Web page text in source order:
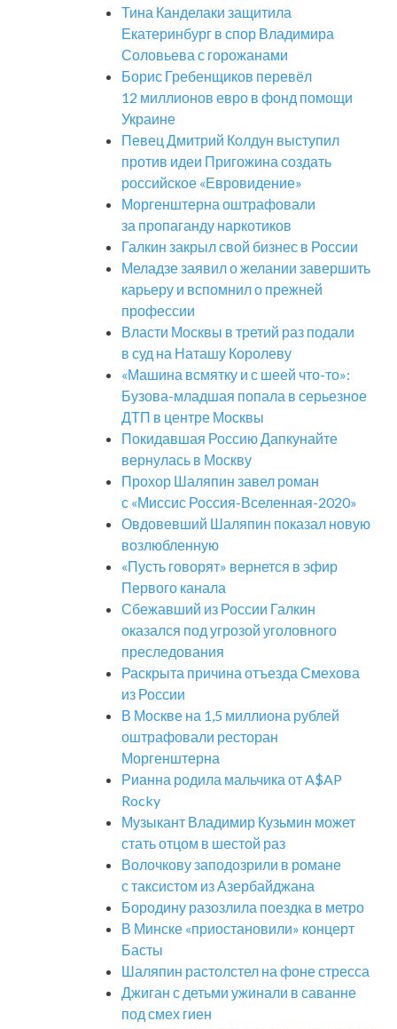
Тина Канделаки защитила
Екатеринбург в спор Владимира
Соловьева с горожанами
Борис Гребенщиков перевёл
12 миллионов евро в фонд помощи
Украине
Певец Дмитрий Колдун выступил
против идеи Пригожина создать
российское «Евровидение»
Моргенштерна оштрафовали
за пропаганду наркотиков
Галкин закрыл свой бизнес в России
Меладзе заявил о желании завершить
карьеру и вспомнил о прежней
профессии
Власти Москвы в третий раз подали
в суд на Наташу Королеву
«Машина всмятку и с шеей что-то»:
Бузова-младшая попала в серьезное
ДТП в центре Москвы
Покидавшая Россию Дапкунайте
вернулась в Москву
Прохор Шаляпин завел роман
с «Миссис Россия-Вселенная-2020»
Овдовевший Шаляпин показал новую
возлюбленную
«Пусть говорят» вернется в эфир
Первого канала
Сбежавший из России Галкин
оказался под угрозой уголовного
преследования
Раскрыта причина отъезда Смехова
из России
В Москве на 1,5 миллиона рублей
оштрафовали ресторан
Моргенштерна
Рианна родила мальчика от A$AP
Rocky
Музыкант Владимир Кузьмин может
стать отцом в шестой раз
Волочкову заподозрили в романе
с таксистом из Азербайджана
Бородину разозлила поездка в метро
В Минске «приостановили» концерт
Басты
Шаляпин растолстел на фоне стресса
Джиган с детьми ужинали в саванне
под смех гиен